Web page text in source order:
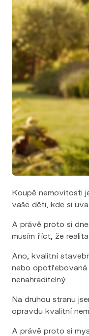
Koupě nemovitosti
vaše děti, kde si
A právě proto si
musím říct, že
Ano, kvalitní
nebo opotřebovaná
nenahraditelný.
Na druhou stranu
opravdu kvalitní
A právě proto si